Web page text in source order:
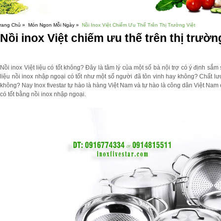
Chủ » Món Ngon Mỗi Ngày » Nồi Inox Việt Chiếm Ưu Thế Trên Thị Trường Việt
Nồi inox Việt chiếm ưu thế trên thị
Nồi inox Việt liệu có tốt không? Đây là tâm lý của một số bà nội trợ có ý định
liệu nồi inox nhập ngoại có tốt như một số người đã tôn vinh hay không? Chất
không? Nay Inox fivestar tự hào là hàng Việt Nam và tự hào là công dân Việt
có tốt bằng nồi inox nhập ngoại.